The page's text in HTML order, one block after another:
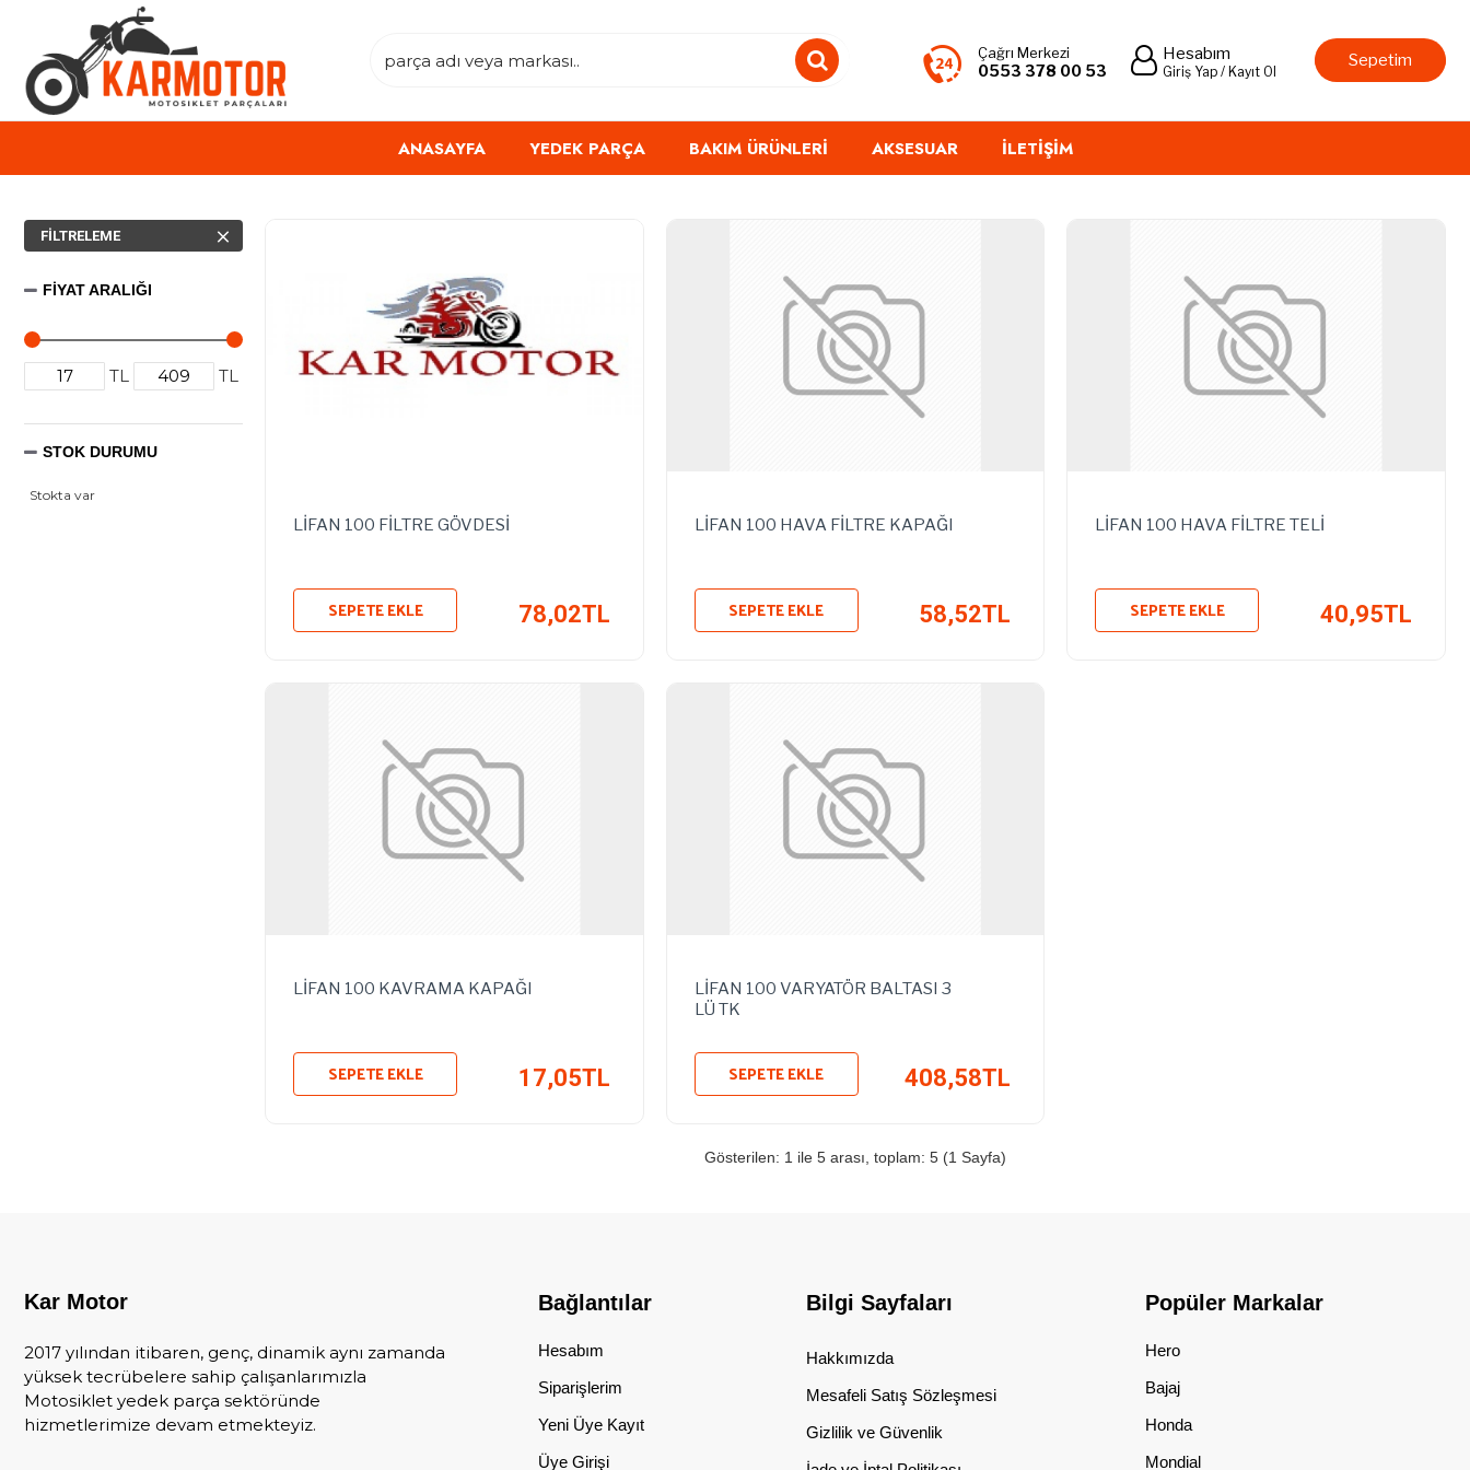
Çağrı Merkezi
0553 378 00 53
Hesabım
Giriş Yap / Kayıt Ol
Sepetim
ANASAYFA YEDEK PARÇA BAKIM ÜRÜNLERI AKSESUAR İLETIŞIM
FILTRELEME
FIYAT ARALIĞI
TL TL
STOK DURUMU
Stokta var
LİFAN 100 FİLTRE GÖVDESİ
78,02TL
SEPETE EKLE
LİFAN 100 HAVA FİLTRE KAPAĞI
58,52TL
SEPETE EKLE
LİFAN 100 HAVA FİLTRE TELİ
40,95TL
SEPETE EKLE
LİFAN 100 KAVRAMA KAPAĞI
17,05TL
SEPETE EKLE
LİFAN 100 VARYATÖR BALTASI 3
LÜ TK
408,58TL
SEPETE EKLE
Gösterilen: 1 ile 5 arası, toplam: 5 (1 Sayfa)
Kar Motor
2017 yılından itibaren, genç, dinamik aynı zamanda
yüksek tecrübelere sahip çalışanlarımızla
Motosiklet yedek parça sektöründe
hizmetlerimize devam etmekteyiz.
Bağlantılar
Hesabım
Siparişlerim
Yeni Üye Kayıt
Üye Girişi
Bilgi Sayfaları
Hakkımızda
Mesafeli Satış Sözleşmesi
Gizlilik ve Güvenlik
Popüler Markalar
Hero
Bajaj
Honda
Mondial